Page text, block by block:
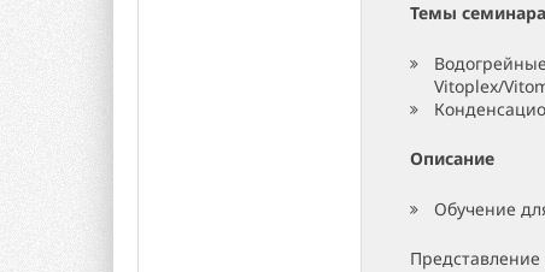
Темы семинара
Vitoplex/
Описание
Обучение